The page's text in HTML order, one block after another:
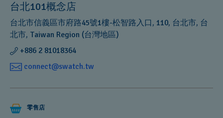
台北101概念店
台北市信義區市府路45號1樓-松智路入口, 110, 台北市, 台
北市, Taiwan Region (台灣地區)
+886 2 81018364
connect@swatch.tw
零售店